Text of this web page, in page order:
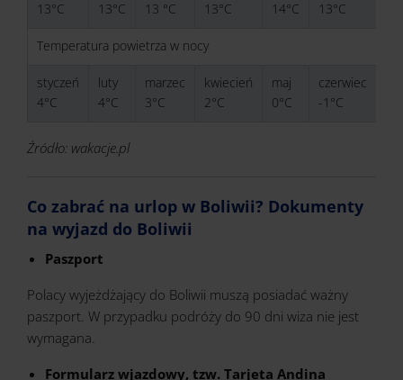
13°C
13°C
13 °C
13°C
14°C
13°C
Temperatura powietrza w nocy
styczeń
4°C
luty
4°C
marzec
3°C
kwiecień
2°C
maj
0°C
czerwiec
-1°C
Źródło: wakacje.pl
Co zabrać na urlop w Boliwii? Dokumenty
na wyjazd do Boliwii
Paszport
Polacy wyjeżdżający do Boliwii muszą posiadać ważny
paszport. W przypadku podróży do 90 dni wiza nie jest
wymagana.
Formularz wjazdowy, tzw. Tarjeta Andina